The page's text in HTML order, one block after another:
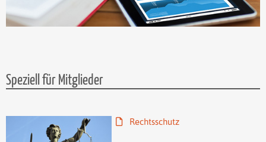
Speziell für Mitglieder
Rechtsschutz